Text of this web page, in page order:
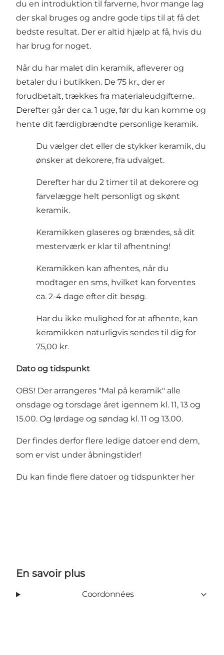
du en introduktion til farverne, hvor mange lag
der skal bruges og andre gode tips til at få det
bedste resultat. Der er altid hjælp at få, hvis du
har brug for noget.
Når du har malet din keramik, afleverer og
betaler du i butikken. De 75 kr., der er
forudbetalt, trækkes fra materialeudgifterne.
Derefter går der ca. 1 uge, før du kan komme og
hente dit færdigbrændte personlige keramik.
Du vælger det eller de stykker keramik, du
ønsker at dekorere, fra udvalget.
Derefter har du 2 timer til at dekorere og
farvelægge helt personligt og skønt
keramik.
Keramikken glaseres og brændes, så dit
mesterværk er klar til afhentning!
Keramikken kan afhentes, når du
modtager en sms, hvilket kan forventes
ca. 2-4 dage efter dit besøg.
Har du ikke mulighed for at afhente, kan
keramikken naturligvis sendes til dig for
75,00 kr.
Dato og tidspunkt
OBS! Der arrangeres "Mal på keramik" alle
onsdage og torsdage året igennem kl. 11, 13 og
15.00. Og lørdage og søndag kl. 11 og 13.00.
Der findes derfor flere ledige datoer end dem,
som er vist under åbningstider!
Du kan finde flere datoer og tidspunkter her
En savoir plus
Coordonnées